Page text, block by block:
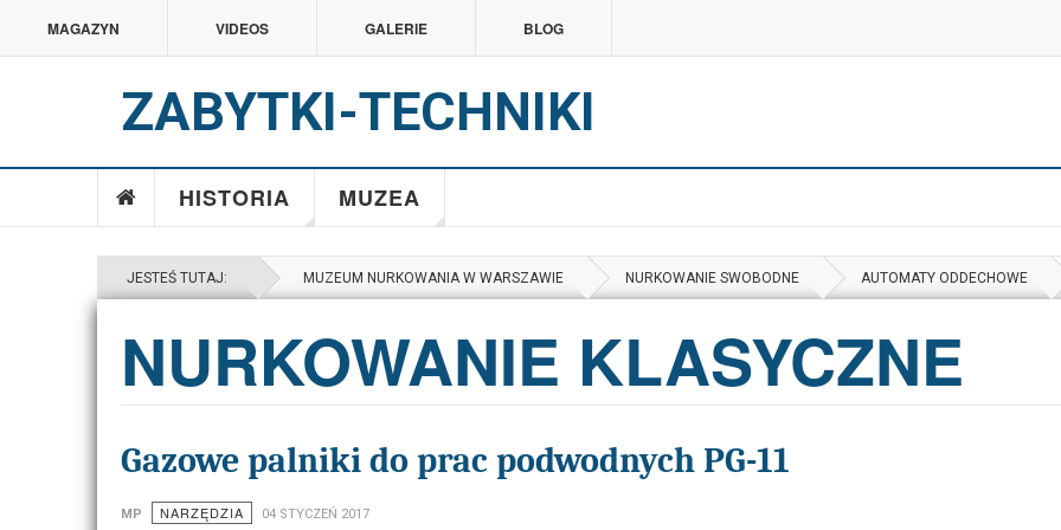
MAGAZYN VIDEOS GALERIE BLOG
ZABYTKI-TECHNIKI
HISTORIA MUZEA
JESTEŚ TUTAJ: MUZEUM NURKOWANIA W WARSZAWIE NURKOWANIE SWOBODNE AUTOMATY ODDECHOWE
NURKOWANIE KLASYCZNE
Gazowe palniki do prac podwodnych PG-11
MP NARZĘDZIA 04 STYCZEŃ 2017